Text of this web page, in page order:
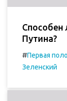
Способен
Путина?
#Первая
Зеленский